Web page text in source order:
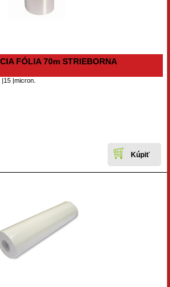
FÓLIA 70m STRIEBORNA
|micron.